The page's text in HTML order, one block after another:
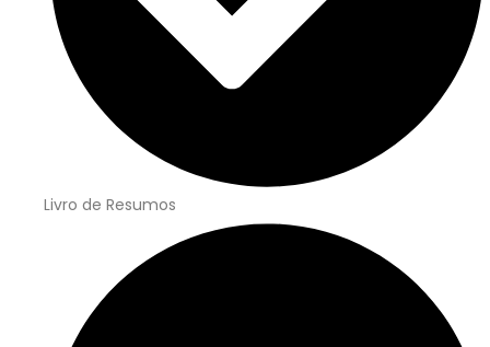
Livro de Resumos